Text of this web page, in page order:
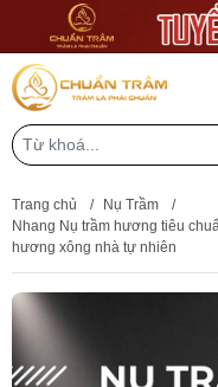
Trang chủ / Nụ Trầm
/
Nhang Nụ trầm hương tiêu
hương xông nhà tự nhiên